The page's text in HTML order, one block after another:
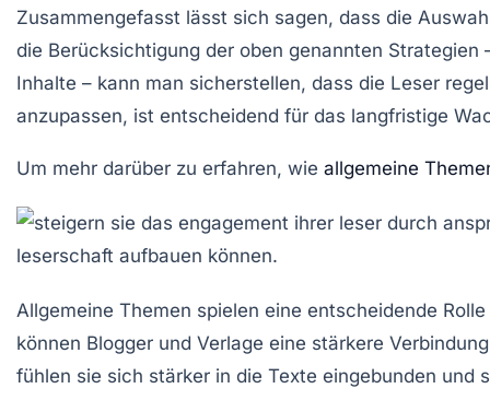
Zusammengefasst lässt sich sagen, dass die
die Berücksichtigung der oben genannten
Inhalte – kann man sicherstellen, dass die Leser
anzupassen, ist entscheidend für das langfristige
Um mehr darüber zu erfahren, wie allgemeine
Allgemeine Themen spielen eine entscheidende
können Blogger und Verlage eine stärkere
fühlen sie sich stärker in die Texte eingebunden und